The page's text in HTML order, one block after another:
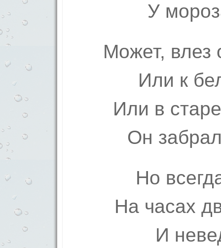
У
Может, влез
Или к
Или в
Он
Но
На часах
И